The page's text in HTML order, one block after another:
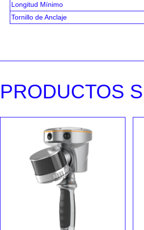
Longitud Mínimo
Tornillo de Anclaje
PRODUCTOS